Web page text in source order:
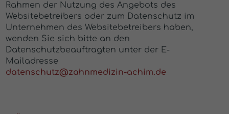
Rahmen der Nutzung des Angebots des
Websitebetreibers oder zum Datenschutz im
Unternehmen des Websitebetreibers haben,
wenden Sie sich bitte an den
Datenschutzbeauftragten unter der E-
Mailadresse
datenschutz@zahnmedizin-achim.de